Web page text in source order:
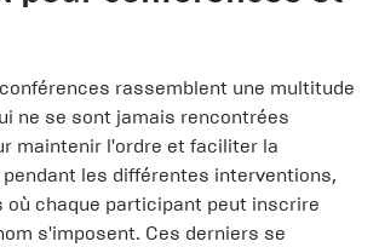
rassemblent une multitude
ne se sont jamais rencontrées
maintenir l'ordre et faciliter la
les différentes interventions,
où chaque participant peut inscrire
s'imposent. Ces derniers se